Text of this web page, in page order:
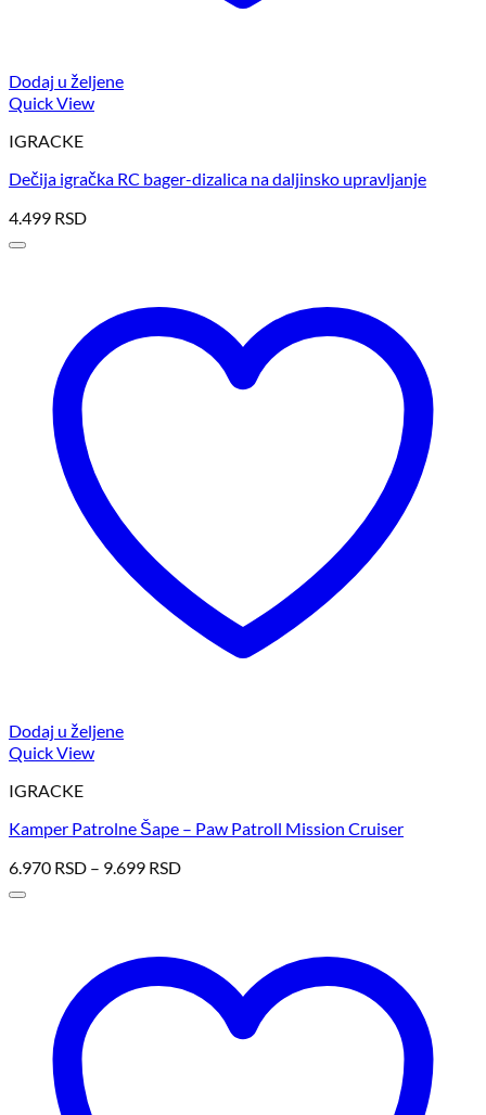
Dodaj u željene
Quick View
IGRACKE
Dečija igračka RC bager-dizalica na daljinsko upravljanje
4.499 RSD
Dodaj u željene
Quick View
IGRACKE
Kamper Patrolne Šape – Paw Patroll Mission Cruiser
6.970 RSD – 9.699 RSD